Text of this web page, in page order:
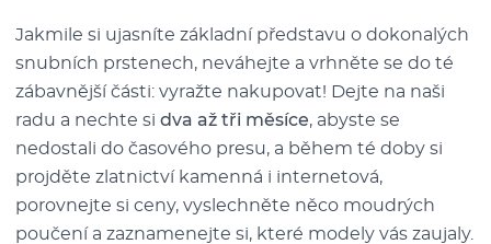
Jakmile si ujasníte základní představu o dokonalých
snubních prstenech, neváhejte a vrhněte se do té
zábavnější části: vyražte nakupovat! Dejte na naši
radu a nechte si dva až tři měsíce, abyste se
nedostali do časového presu, a během té doby si
projděte zlatnictví kamenná i internetová,
porovnejte si ceny, vyslechněte něco moudrých
poučení a zaznamenejte si, které modely vás zaujaly.